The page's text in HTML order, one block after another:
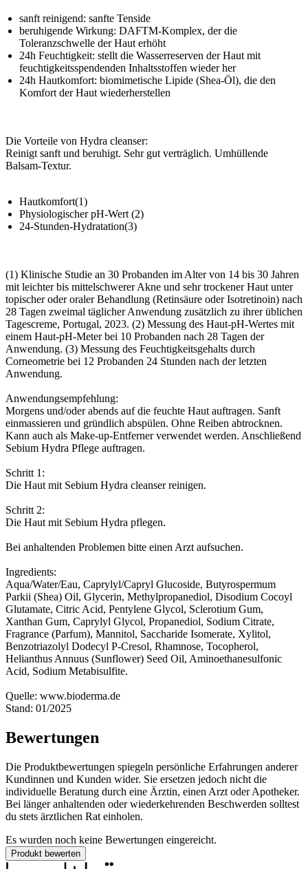
sanft reinigend: sanfte Tenside
beruhigende Wirkung: DAFTM-Komplex, der die
Toleranzschwelle der Haut erhöht
24h Feuchtigkeit: stellt die Wasserreserven der Haut mit
feuchtigkeitsspendenden Inhaltsstoffen wieder her
24h Hautkomfort: biomimetische Lipide (Shea-Öl), die den
Komfort der Haut wiederherstellen
Die Vorteile von Hydra cleanser:
Reinigt sanft und beruhigt. Sehr gut verträglich. Umhüllende
Balsam-Textur.
Hautkomfort(1)
Physiologischer pH-Wert (2)
24-Stunden-Hydratation(3)
(1) Klinische Studie an 30 Probanden im Alter von 14 bis 30 Jahren
mit leichter bis mittelschwerer Akne und sehr trockener Haut unter
topischer oder oraler Behandlung (Retinsäure oder Isotretinoin) nach
28 Tagen zweimal täglicher Anwendung zusätzlich zu ihrer üblichen
Tagescreme, Portugal, 2023. (2) Messung des Haut-pH-Wertes mit
einem Haut-pH-Meter bei 10 Probanden nach 28 Tagen der
Anwendung. (3) Messung des Feuchtigkeitsgehalts durch
Corneometrie bei 12 Probanden 24 Stunden nach der letzten
Anwendung.
Anwendungsempfehlung:
Morgens und/oder abends auf die feuchte Haut auftragen. Sanft
einmassieren und gründlich abspülen. Ohne Reiben abtrocknen.
Kann auch als Make-up-Entferner verwendet werden. Anschließend
Sebium Hydra Pflege auftragen.
Schritt 1:
Die Haut mit Sebium Hydra cleanser reinigen.
Schritt 2:
Die Haut mit Sebium Hydra pflegen.
Bei anhaltenden Problemen bitte einen Arzt aufsuchen.
Ingredients:
Aqua/Water/Eau, Caprylyl/Capryl Glucoside, Butyrospermum
Parkii (Shea) Oil, Glycerin, Methylpropanediol, Disodium Cocoyl
Glutamate, Citric Acid, Pentylene Glycol, Sclerotium Gum,
Xanthan Gum, Caprylyl Glycol, Propanediol, Sodium Citrate,
Fragrance (Parfum), Mannitol, Saccharide Isomerate, Xylitol,
Benzotriazolyl Dodecyl P-Cresol, Rhamnose, Tocopherol,
Helianthus Annuus (Sunflower) Seed Oil, Aminoethanesulfonic
Acid, Sodium Metabisulfite.
Quelle: www.bioderma.de
Stand: 01/2025
Bewertungen
Die Produktbewertungen spiegeln persönliche Erfahrungen anderer
Kundinnen und Kunden wider. Sie ersetzen jedoch nicht die
individuelle Beratung durch eine Ärztin, einen Arzt oder Apotheker.
Bei länger anhaltenden oder wiederkehrenden Beschwerden solltest
du stets ärztlichen Rat einholen.
Es wurden noch keine Bewertungen eingereicht.
Produkt bewerten